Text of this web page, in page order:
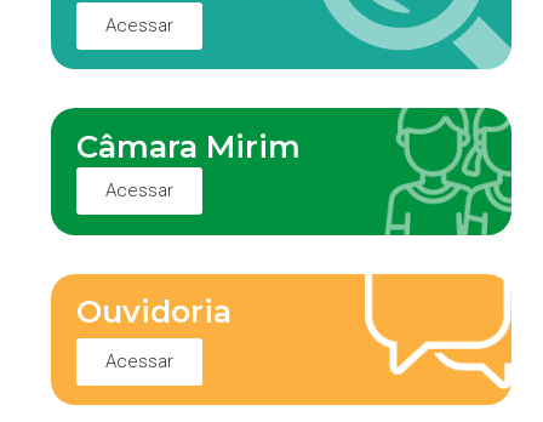
Acessar
Câmara Mirim
Acessar
Ouvidoria
Acessar